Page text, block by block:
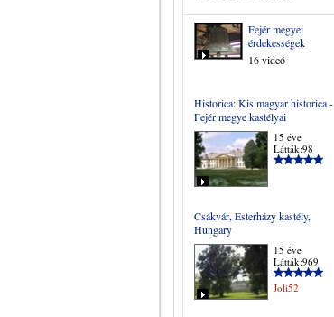
Fejér megyei
érdekességek
16 videó
Historica: Kis magyar historica -
Fejér megye kastélyai
15 éve
Látták:98
Csákvár, Esterházy kastély,
Hungary
15 éve
Látták:969
Joli52